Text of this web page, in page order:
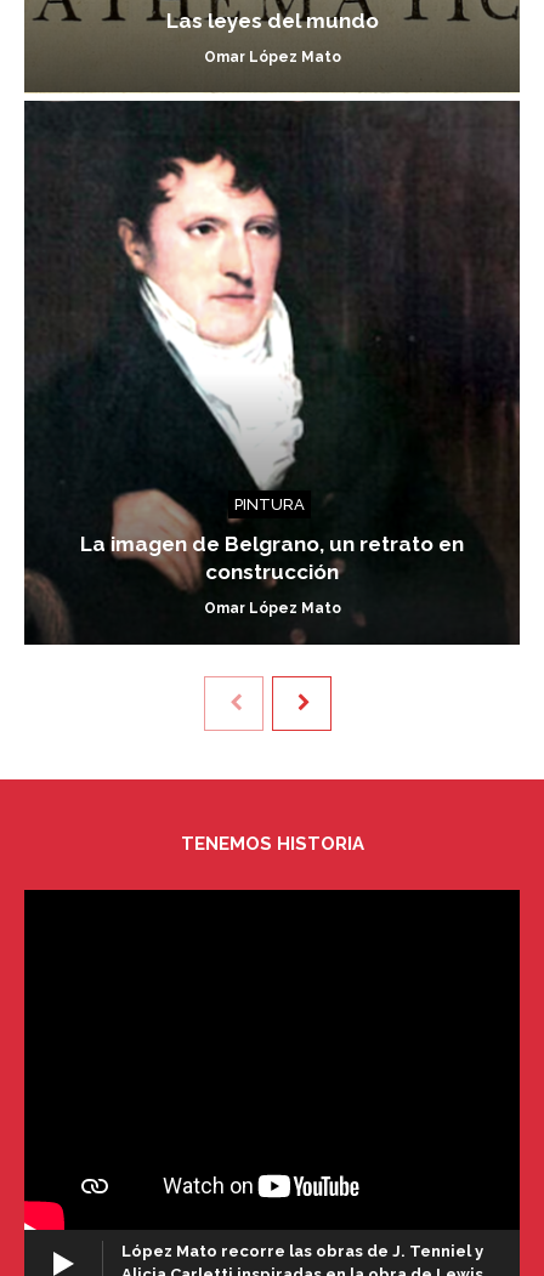
Las leyes del mundo
Omar López Mato
PINTURA
La imagen de Belgrano, un retrato en
construcción
Omar López Mato
TENEMOS HISTORIA
López Mato recorre las obras de J. Tenniel y